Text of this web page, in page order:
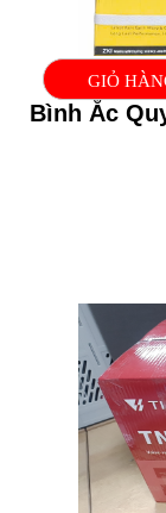
GIỎ
Bình Ắc